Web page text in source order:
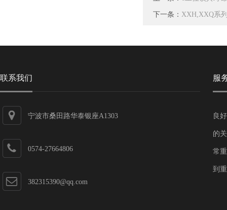
下一条： XXH,XXQ系
联系我们
宁波市桑田路华泰银座A1303
0574-27664806
382315390@qq.com
服
良
的
常
到